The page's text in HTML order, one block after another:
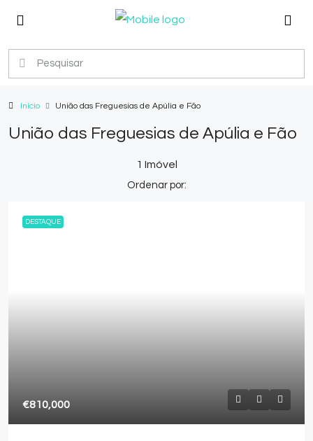
Início União das Freguesias de Apúlia e Fão
União das Freguesias de Apúlia e Fão
1 Imóvel
Ordenar por:
DESTAQUE
€810,000